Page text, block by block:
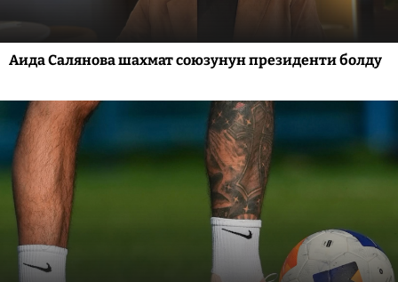
Аида Салянова шахмат союзунун президенти болду